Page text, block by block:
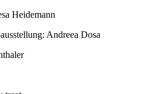
Heidemann
Andreea Dosa